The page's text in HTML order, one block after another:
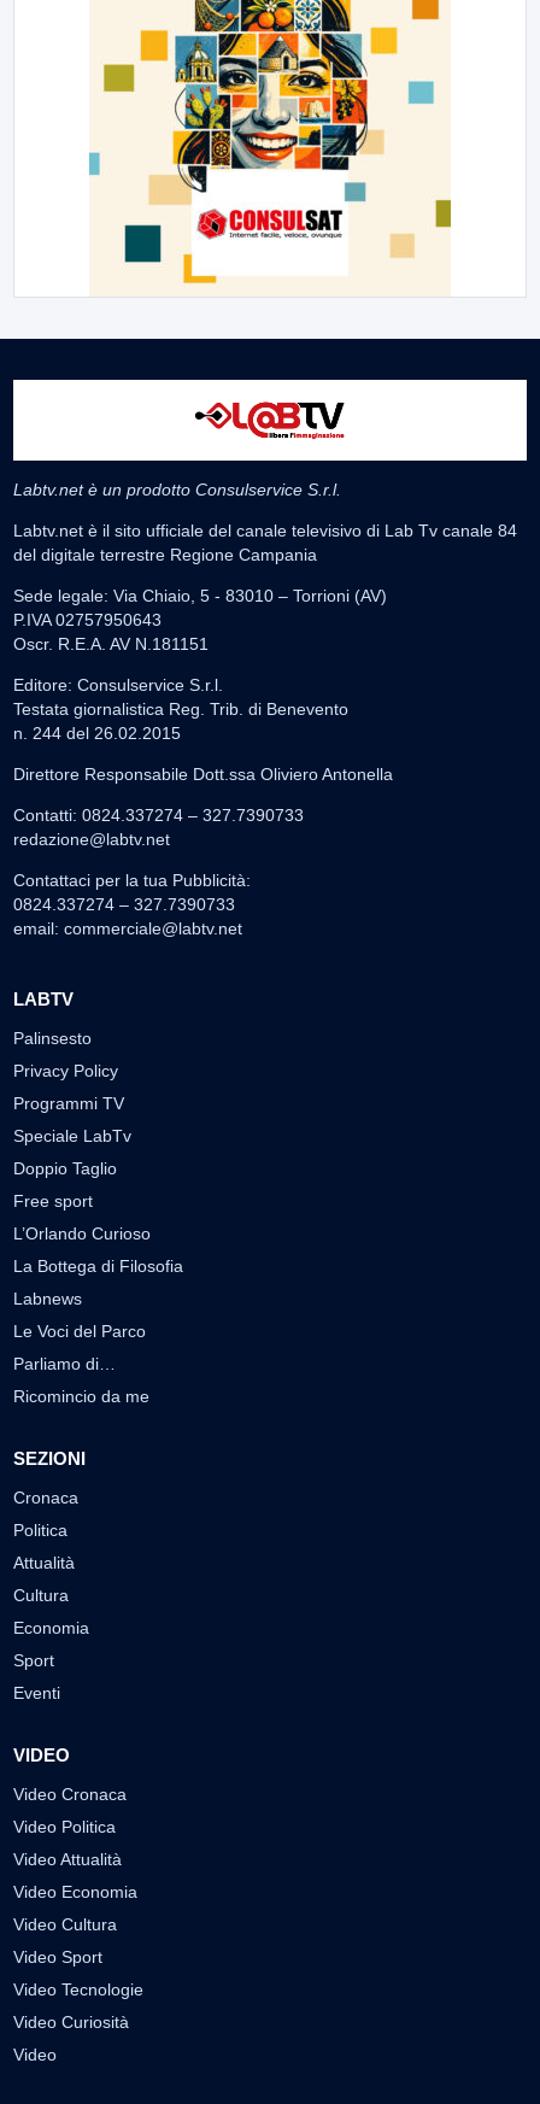
Labtv.net è un prodotto Consulservice S.r.l.
Labtv.net è il sito ufficiale del canale televisivo di Lab Tv canale 84
del digitale terrestre Regione Campania
Sede legale: Via Chiaio, 5 - 83010 – Torrioni (AV)
P.IVA 02757950643
Oscr. R.E.A. AV N.181151
Editore: Consulservice S.r.l.
Testata giornalistica Reg. Trib. di Benevento
n. 244 del 26.02.2015
Direttore Responsabile Dott.ssa Oliviero Antonella
Contatti: 0824.337274 – 327.7390733
redazione@labtv.net
Contattaci per la tua Pubblicità:
0824.337274 – 327.7390733
email: commerciale@labtv.net
LABTV
Palinsesto
Privacy Policy
Programmi TV
Speciale LabTv
Doppio Taglio
Free sport
L’Orlando Curioso
La Bottega di Filosofia
Labnews
Le Voci del Parco
Parliamo di…
Ricomincio da me
SEZIONI
Cronaca
Politica
Attualità
Cultura
Economia
Sport
Eventi
VIDEO
Video Cronaca
Video Politica
Video Attualità
Video Economia
Video Cultura
Video Sport
Video Tecnologie
Video Curiosità
Video